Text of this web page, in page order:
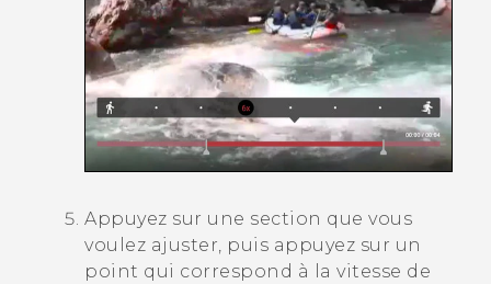
Appuyez sur une section que vous
voulez ajuster, puis appuyez sur un
point qui correspond à la vitesse de